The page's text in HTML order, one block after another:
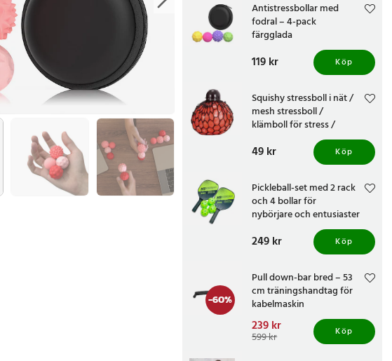
Antistressbollar med
fodral – 4-pack
färgglada
Pris :119 kr
119 kr Köp
Squishy stressboll i nät /
mesh stressboll /
klämboll för stress /
sensorisk stressleksak
Pris:49 kr
49 kr Köp
Pickleball-set med 2 rack
och 4 bollar för
nybörjare och entusiaster
Pris:249 kr
249 kr Köp
-60%
Pull down-bar bred – 53
cm träningshandtag för
kabelmaskin
Nuvarande pris:
239 krTidigare pris :599 kr
239 kr
599 kr Köp